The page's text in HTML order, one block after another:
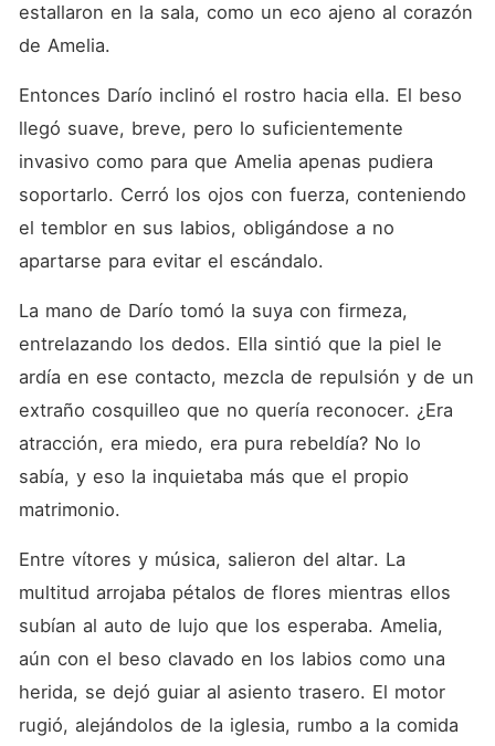
estallaron en la sala, como un eco ajeno al corazón
de Amelia.
Entonces Darío inclinó el rostro hacia ella. El beso
llegó suave, breve, pero lo suficientemente
invasivo como para que Amelia apenas pudiera
soportarlo. Cerró los ojos con fuerza, conteniendo
el temblor en sus labios, obligándose a no
apartarse para evitar el escándalo.
La mano de Darío tomó la suya con firmeza,
entrelazando los dedos. Ella sintió que la piel le
ardía en ese contacto, mezcla de repulsión y de un
extraño cosquilleo que no quería reconocer. ¿Era
atracción, era miedo, era pura rebeldía? No lo
sabía, y eso la inquietaba más que el propio
matrimonio.
Entre vítores y música, salieron del altar. La
multitud arrojaba pétalos de flores mientras ellos
subían al auto de lujo que los esperaba. Amelia,
aún con el beso clavado en los labios como una
herida, se dejó guiar al asiento trasero. El motor
rugió, alejándolos de la iglesia, rumbo a la comida